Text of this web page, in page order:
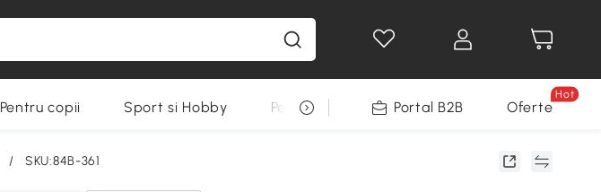
Pentru copii Sport si Hobby Pentru animale Decoratiuni Sarbatori
Portal B2B Oferte
Hot
/ SKU:84B-361